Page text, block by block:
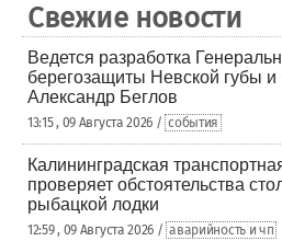
Свежие новости
Ведется разработка
берегозащиты Невской губы
Александр Беглов
13:15 , 09 Августа 2026 / события
Калининградская
проверяет обстоятельства
рыбацкой лодки
12:59 , 09 Августа 2026 / аварийность и чп